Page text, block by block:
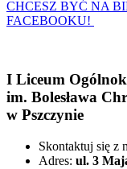
CHCESZ BYĆ NA
FACEBOOKU!
I Liceum
im. Bolesława
w Pszczynie
Skontaktuj się z
Adres: ul. 3